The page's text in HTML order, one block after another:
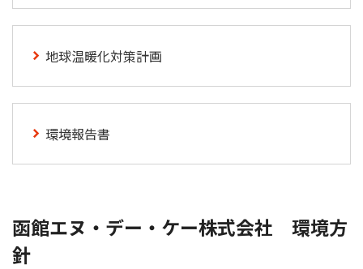
地球温暖化対策計画
環境報告書
函館エヌ・デー・ケー株式会社 環境方
針